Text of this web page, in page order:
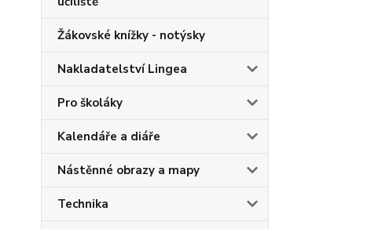
Žákovské knížky - notýsky
Nakladatelství Lingea
Pro školáky
Kalendáře a diáře
Nástěnné obrazy a mapy
Technika